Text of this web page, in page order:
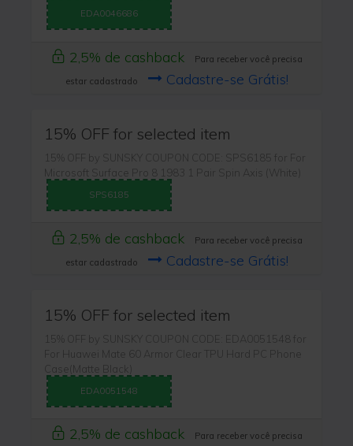
EDA0046686
2,5% de cashback
Para receber você precisa
estar cadastrado
Cadastre-se Grátis!
15% OFF for selected item
15% OFF by SUNSKY COUPON CODE: SPS6185 for For
Microsoft Surface Pro 8 1983 1 Pair Spin Axis (White)
SPS6185
2,5% de cashback
Para receber você precisa
estar cadastrado
Cadastre-se Grátis!
15% OFF for selected item
15% OFF by SUNSKY COUPON CODE: EDA0051548 for
For Huawei Mate 60 Armor Clear TPU Hard PC Phone
Case(Matte Black)
EDA0051548
2,5% de cashback
Para receber você precisa